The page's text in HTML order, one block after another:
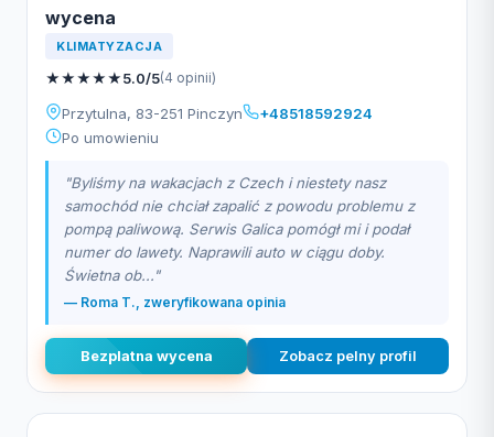
wycena
KLIMATYZACJA
★★★★★5.0/5(4 opinii)
Przytulna, 83-251 Pinczyn
+48518592924
Po umowieniu
"Byliśmy na wakacjach z Czech i niestety nasz
samochód nie chciał zapalić z powodu problemu z
pompą paliwową. Serwis Galica pomógł mi i podał
numer do lawety. Naprawili auto w ciągu doby.
Świetna ob..."
— Roma T., zweryfikowana opinia
Bezplatna wycena Zobacz pelny profil